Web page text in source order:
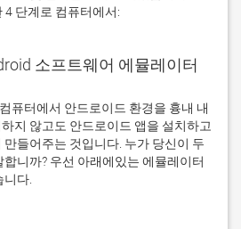
4 단계로 컴퓨터에서:
소프트웨어 에뮬레이터
퓨터에서 안드로이드 환경을 흉내 내
지 않고도 안드로이드 앱을 설치하고
들어주는 것입니다. 누가 당신이 두
니까? 우선 아래에있는 에뮬레이터